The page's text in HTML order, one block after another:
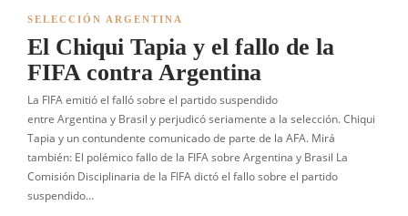
SELECCIÓN ARGENTINA
El Chiqui Tapia y el fallo de la
FIFA contra Argentina
La FIFA emitió el falló sobre el partido suspendido
entre Argentina y Brasil y perjudicó seriamente a la selección. Chiqui
Tapia y un contundente comunicado de parte de la AFA. Mirá
también: El polémico fallo de la FIFA sobre Argentina y Brasil La
Comisión Disciplinaria de la FIFA dictó el fallo sobre el partido
suspendido…